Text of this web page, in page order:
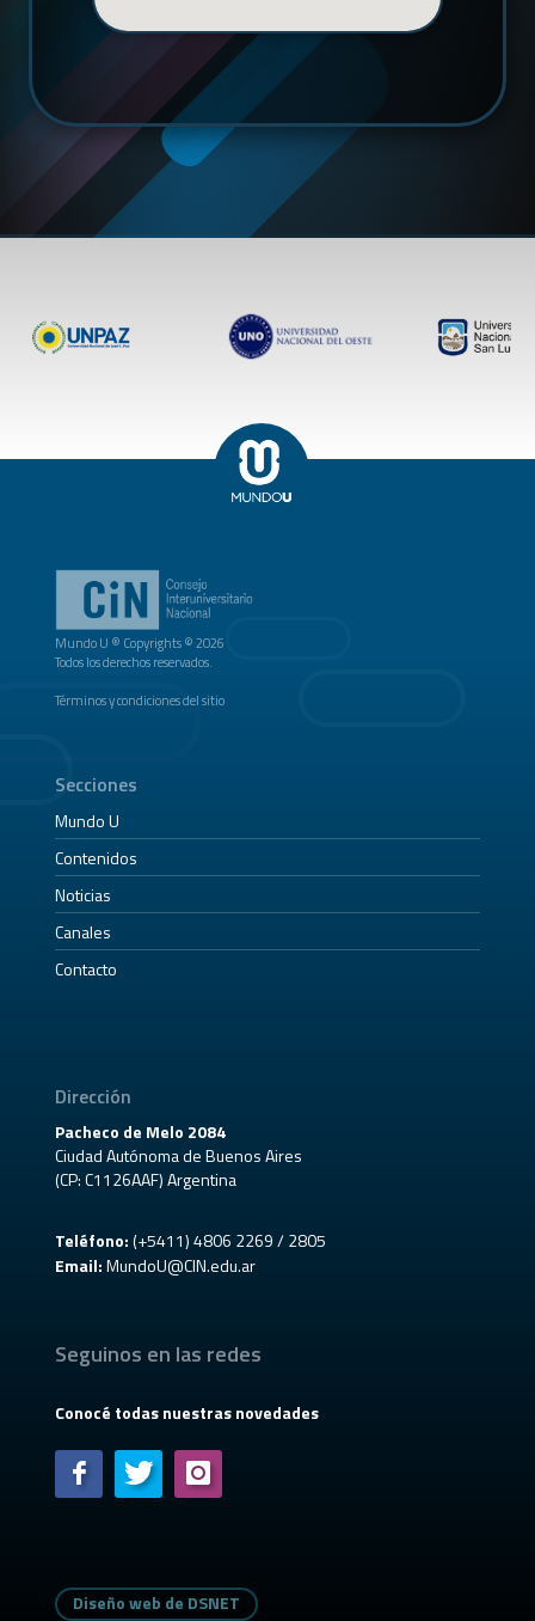
Mundo U ® Copyrights © 2026
Todos los derechos reservados.
Términos y condiciones del sitio
Secciones
Mundo U
Contenidos
Noticias
Canales
Contacto
Dirección
Pacheco de Melo 2084
Ciudad Autónoma de Buenos Aires
(CP: C1126AAF) Argentina
Teléfono:(+5411) 4806 2269 / 2805
Email: MundoU@CIN.edu.ar
Seguinos en las redes
Conocé todas nuestras novedades
Diseño web de DSNET